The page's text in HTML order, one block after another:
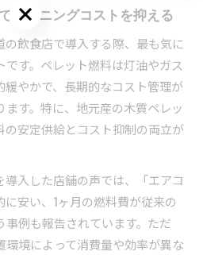
ランニングコストを抑える
飲食店で導入する際、最も気に
す。ペレット燃料は灯油やガス
緩やかで、長期的なコスト管理が
ます。特に、地元産の木質ペレッ
の安定供給とコスト抑制の両立が
入した店舗の声では、「エアコ
安い、1ヶ月の燃料費が従来の
例も報告されています。ただ
環境によって消費量や効率が異な
わせはこちら